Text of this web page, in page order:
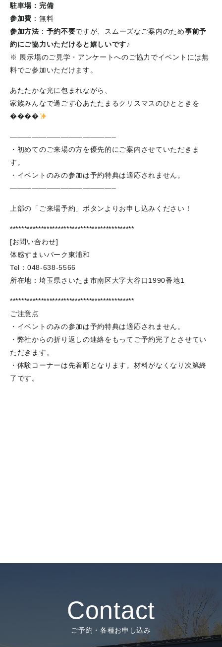
駐車場：完備
参加費 ：無料
参加方法 ： 予約不要ですが、スムーズなご案内のため事前予
約にご協力いただけると嬉しいです♪
※ 展示場のご見学・アンケートへのご協力でイベントには無
料でご参加いただけます。
あたたかな光に包まれながら、
家族みんなで過ごす心あたたまるクリスマスのひとときを
����
——————————————–
・初めてのご来場の方を優先的にご案内させていただきま
す。
・イベントのみの参加は予約特典は適応されません。
​——————————————–
上部の「ご来場予約」ボタンよりお申し込みください！
********************************************
[お問い合わせ]
体感すまいパーク東浦和
Tel：048-638-5566
所在地：埼玉県さいたま市南区大字大谷口1990番地1
********************************************
ご注意点
・イベントのみの参加は予約特典は適応されません。
・弊社からの折り返しの連絡をもってご予約完了とさせてい
ただきます。
・体験コーナーは先着順となります。材料がなくなり次第終
了です。
Contact
ご予約・各種お申し込み